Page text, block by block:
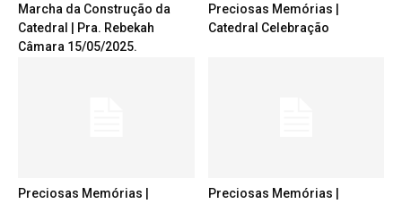
Marcha da Construção da
Catedral | Pra. Rebekah
Câmara 15/05/2025.
Preciosas Memórias |
Catedral Celebração
Preciosas Memórias |
Preciosas Memórias |